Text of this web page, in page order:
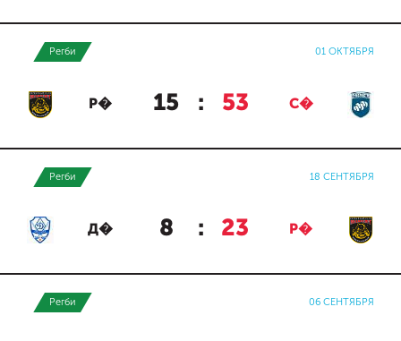
Регби 01 ОКТЯБРЯ
Р� 15 : 53 С�
Регби 18 СЕНТЯБРЯ
Д� 8 : 23 Р�
Регби 06 СЕНТЯБРЯ